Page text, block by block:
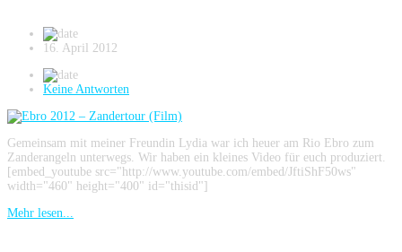
16. April 2012
Keine Antworten
Gemeinsam mit meiner Freundin Lydia war ich heuer am Rio Ebro zum
Zanderangeln unterwegs. Wir haben ein kleines Video für euch produziert.
[embed_youtube src="http://www.youtube.com/embed/JftiShF50ws"
width="460" height="400" id="thisid"]
Mehr lesen...